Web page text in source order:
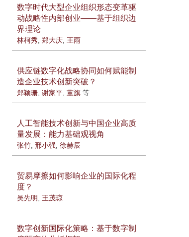
数字时代大型企业组织形态变革驱
动战略性内部创业——基于组织边
界理论
林柯秀 郑大庆, 王雨
供应链数字化战略协同如何赋能制
造企业技术创新突破？
郑颖珊, 谢家平, 董旗等
人工智能技术创新与中国企业高质
量发展：能力基础观视角
张竹, 邢小强 徐赫辰
贸易摩擦如何影响企业的国际化程
度？
吴先明 王茂琼
数字创新国际化策略：基于数字制